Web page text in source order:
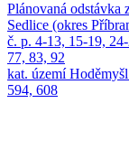
Plánovaná odstávka
Sedlice (okres
č. p. 4-13, 15-19,
77, 83, 92
kat. území
594, 608